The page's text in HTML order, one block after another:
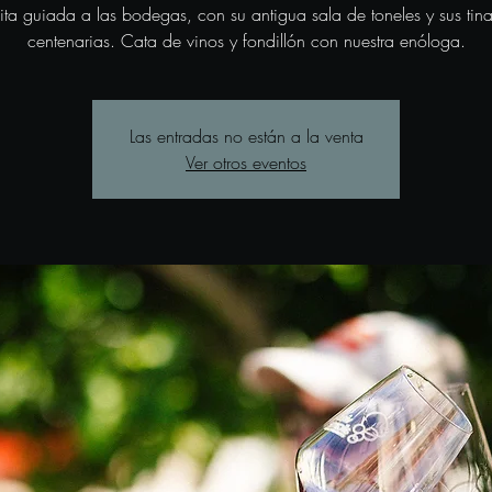
guiada a las bodegas, con su antigua sala de toneles y sus
centenarias. Cata de vinos y fondillón con nuestra enóloga.
Las entradas no están a la venta
Ver otros eventos